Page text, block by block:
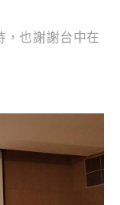
，也謝謝台中在